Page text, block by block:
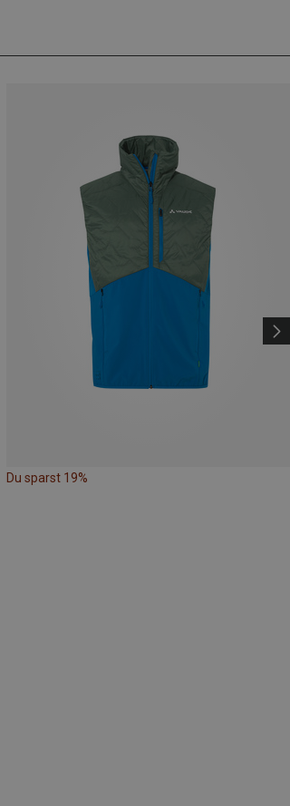
Du sparst 19%